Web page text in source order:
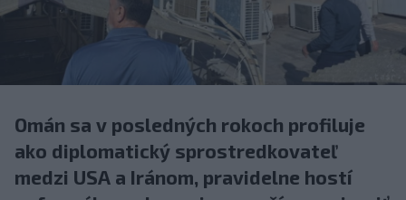
Omán sa v posledných rokoch profiluje
ako diplomatický sprostredkovateľ
medzi USA a Iránom, pravidelne hostí